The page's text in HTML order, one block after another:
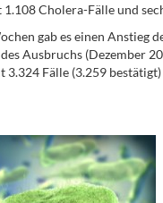
Cholera-Fälle und
gab es einen Anstieg
Ausbruchs (Dezember
3.324 Fälle (3.259